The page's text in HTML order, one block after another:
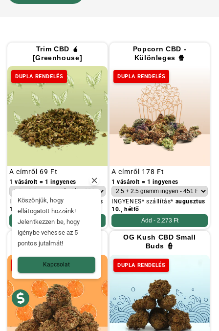
Trim CBD 🧉
[Greenhouse]
DUPLA RENDELÉS
Szokásos
ár
A címről 69 Ft
1 vásárolt = 1 ingyenes
INGYENES* szállítás*
augusztus
10., hétfő
Add -1,800 Ft
Popcorn CBD -
Különleges 🍿
DUPLA RENDELÉS
Szokásos
ár
A címről 178 Ft
1 vásárolt = 1 ingyenes
INGYENES* szállítás* augusztus
10., hétfő
Add - 2,273 Ft
Orange Bud CBD Small
Buds 🍊
DUPLA RENDELÉS
OG Kush CBD Small
Buds 👮
DUPLA RENDELÉS
Köszönjük, hogy
ellátogatott hozzánk!
Jelentkezzen be, hogy
igénybe vehesse az 5
pontos jutalmát!
Kapcsolat